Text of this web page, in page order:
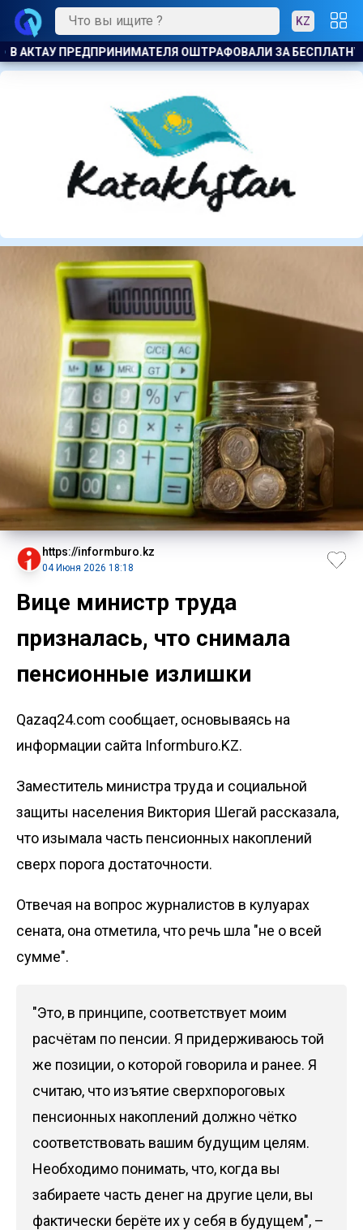
KZ
РАЗДАЧУ МОРОЖЕНОГО ДЕТЯМ ТЯЖЕЛЫЕ
https://informburo.kz
04 Июня 2026 18:18
Вице министр труда
призналась, что снимала
пенсионные излишки
Qazaq24.com сообщает, основываясь на
информации сайта Informburo.KZ.
Заместитель министра труда и социальной
защиты населения Виктория Шегай рассказала,
что изымала часть пенсионных накоплений
сверх порога достаточности.
Отвечая на вопрос журналистов в кулуарах
сената, она отметила, что речь шла "не о всей
сумме".
"Это, в принципе, соответствует моим
расчётам по пенсии. Я придерживаюсь той
же позиции, о которой говорила и ранее. Я
считаю, что изъятие сверхпороговых
пенсионных накоплений должно чётко
соответствовать вашим будущим целям.
Необходимо понимать, что, когда вы
забираете часть денег на другие цели, вы
фактически берёте их у себя в будущем", –